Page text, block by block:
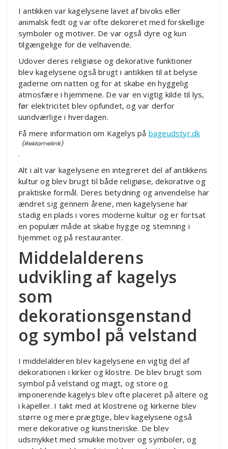
I antikken var kagelysene lavet af bivoks eller
animalsk fedt og var ofte dekoreret med forskellige
symboler og motiver. De var også dyre og kun
tilgængelige for de velhavende.
Udover deres religiøse og dekorative funktioner
blev kagelysene også brugt i antikken til at belyse
gaderne om natten og for at skabe en hyggelig
atmosfære i hjemmene. De var en vigtig kilde til lys,
før elektricitet blev opfundet, og var derfor
uundværlige i hverdagen.
Få mere information om Kagelys på bageudstyr.dk
.
Alt i alt var kagelysene en integreret del af antikkens
kultur og blev brugt til både religiøse, dekorative og
praktiske formål. Deres betydning og anvendelse har
ændret sig gennem årene, men kagelysene har
stadig en plads i vores moderne kultur og er fortsat
en populær måde at skabe hygge og stemning i
hjemmet og på restauranter.
Middelalderens
udvikling af kagelys
som
dekorationsgenstand
og symbol på velstand
I middelalderen blev kagelysene en vigtig del af
dekorationen i kirker og klostre. De blev brugt som
symbol på velstand og magt, og store og
imponerende kagelys blev ofte placeret på altere og
i kapeller. I takt med at klostrene og kirkerne blev
større og mere prægtige, blev kagelysene også
mere dekorative og kunstneriske. De blev
udsmykket med smukke motiver og symboler, og